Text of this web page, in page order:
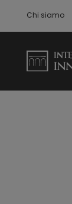
Chi siamo